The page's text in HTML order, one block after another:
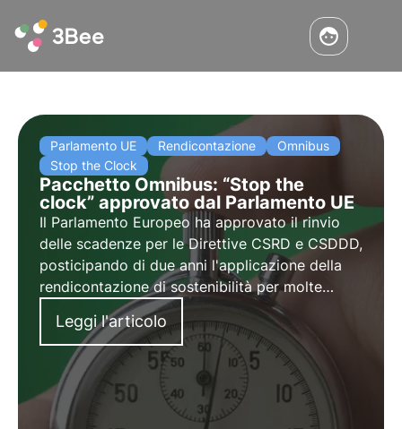
Parlamento UE Rendicontazione
Omnibus
Stop the Clock
Pacchetto Omnibus: “Stop the
clock” approvato dal Parlamento UE
Il Parlamento Europeo ha approvato il rinvio
delle scadenze per le Direttive CSRD e CSDDD,
posticipando di due anni l'applicazione della
rendicontazione di sostenibilità per molte
aziende. Scopri i dettagli del Pacchetto
Omnibus, le implicazioni di "Stop the Clock" e
le prossime tappe normative.
Leggi l'articolo